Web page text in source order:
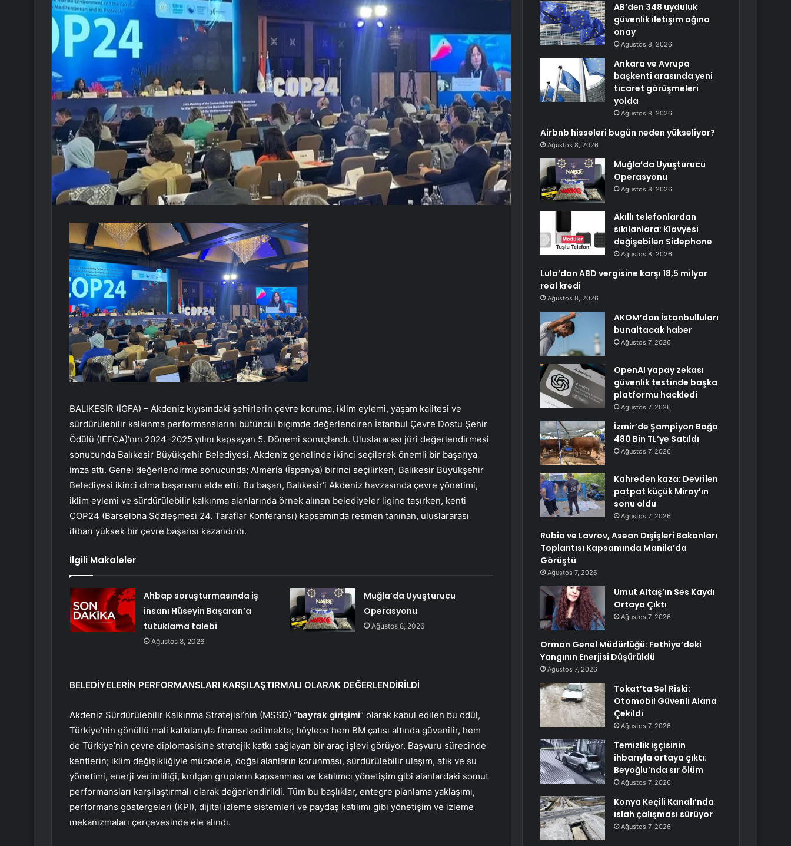
BALIKESİR (İGFA) – Akdeniz kıyısındaki şehirlerin çevre koruma, iklim eylemi, yaşam kalitesi ve
sürdürülebilir kalkınma performanslarını bütüncül biçimde değerlendiren İstanbul Çevre Dostu Şehir
Ödülü (IEFCA)’nın 2024–2025 yılını kapsayan 5. Dönemi sonuçlandı. Uluslararası jüri değerlendirmesi
sonucunda Balıkesir Büyükşehir Belediyesi, Akdeniz genelinde ikinci seçilerek önemli bir başarıya
imza attı. Genel değerlendirme sonucunda; Almería (İspanya) birinci seçilirken, Balıkesir Büyükşehir
Belediyesi ikinci olma başarısını elde etti. Bu başarı, Balıkesir’i Akdeniz havzasında çevre yönetimi,
iklim eylemi ve sürdürülebilir kalkınma alanlarında örnek alınan belediyeler ligine taşırken, kenti
COP24 (Barselona Sözleşmesi 24. Taraflar Konferansı) kapsamında resmen tanınan, uluslararası
itibarı yüksek bir çevre başarısı kazandırdı.
İlgili Makaleler
Ahbap soruşturmasında iş
insanı Hüseyin Başaran’a
tutuklama talebi
Ağustos 8, 2026
Muğla’da Uyuşturucu
Operasyonu
Ağustos 8, 2026
BELEDİYELERİN PERFORMANSLARI KARŞILAŞTIRMALI OLARAK DEĞERLENDİRİLDİ
Akdeniz Sürdürülebilir Kalkınma Stratejisi’nin (MSSD) “bayrak girişimi” olarak kabul edilen bu ödül,
Türkiye’nin gönüllü mali katkılarıyla finanse edilmekte; böylece hem BM çatısı altında güvenilir, hem
de Türkiye’nin çevre diplomasisine stratejik katkı sağlayan bir araç işlevi görüyor. Başvuru sürecinde
kentlerin; iklim değişikliğiyle mücadele, doğal alanların korunması, sürdürülebilir ulaşım, atık ve su
yönetimi, enerji verimliliği, kırılgan grupların kapsanması ve katılımcı yönetişim gibi alanlardaki somut
performansları karşılaştırmalı olarak değerlendirildi. Tüm bu başlıklar, entegre planlama yaklaşımı,
performans göstergeleri (KPI), dijital izleme sistemleri ve paydaş katılımı gibi yönetişim ve izleme
mekanizmaları çerçevesinde ele alındı.
AB’den 348 uyduluk
güvenlik iletişim ağına
onay
Ağustos 8, 2026
Ankara ve Avrupa
başkenti arasında yeni
ticaret görüşmeleri
yolda
Ağustos 8, 2026
Airbnb hisseleri bugün neden yükseliyor?
Ağustos 8, 2026
Muğla’da Uyuşturucu
Operasyonu
Ağustos 8, 2026
Akıllı telefonlardan
sıkılanlara: Klavyesi
değişebilen Sidephone
Ağustos 8, 2026
Lula’dan ABD vergisine karşı 18,5 milyar
real kredi
Ağustos 8, 2026
AKOM’dan İstanbulluları
bunaltacak haber
Ağustos 7, 2026
OpenAI yapay zekası
güvenlik testinde başka
platformu hackledi
Ağustos 7, 2026
İzmir’de Şampiyon Boğa
480 Bin TL’ye Satıldı
Ağustos 7, 2026
Kahreden kaza: Devrilen
patpat küçük Miray’ın
sonu oldu
Ağustos 7, 2026
Rubio ve Lavrov, Asean Dışişleri Bakanları
Toplantısı Kapsamında Manila’da
Görüştü
Ağustos 7, 2026
Umut Altaş’ın Ses Kaydı
Ortaya Çıktı
Ağustos 7, 2026
Orman Genel Müdürlüğü: Fethiye’deki
Yangının Enerjisi Düşürüldü
Ağustos 7, 2026
Tokat’ta Sel Riski:
Otomobil Güvenli Alana
Çekildi
Ağustos 7, 2026
Temizlik işçisinin
ihbarıyla ortaya çıktı:
Beyoğlu’nda sır ölüm
Ağustos 7, 2026
Konya Keçili Kanalı’nda
ıslah çalışması sürüyor
Ağustos 7, 2026